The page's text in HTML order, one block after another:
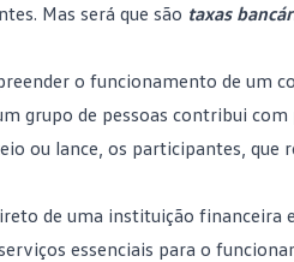
Mas será que são taxas
o funcionamento de um
grupo de pessoas contribui
ou lance, os participantes, que
de uma instituição financeira
essenciais para o